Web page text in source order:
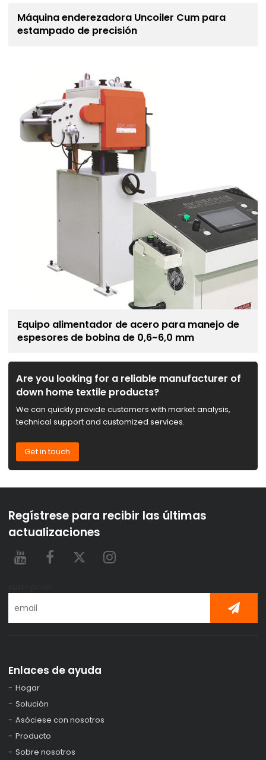
Máquina enderezadora Uncoiler Cum para
estampado de precisión
Equipo alimentador de acero para manejo de
espesores de bobina de 0,6~6,0 mm
Are you looking for a reliable manufacturer of
down home textile products?
We can quickly provide customers with market analysis,
technical support and customized services.
Get in touch
Regístrese para recibir las últimas
actualizaciones
Enlaces de ayuda
Hogar
Solución
Asóciese con nosotros
Producto
Sobre nosotros